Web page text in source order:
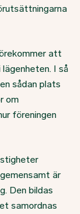
att
I så
sådan plats
om
föreningen
är
Den bildas
samordnas